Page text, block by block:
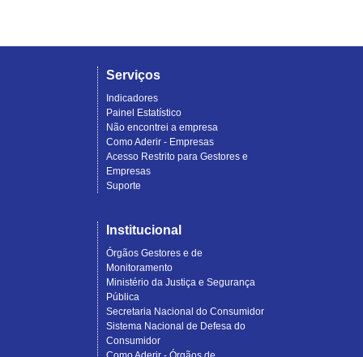
Serviços
Indicadores
Painel Estatístico
Não encontrei a empresa
Como Aderir - Empresas
Acesso Restrito para Gestores e
Empresas
Suporte
Institucional
Órgãos Gestores e de
Monitoramento
Ministério da Justiça e Segurança
Pública
Secretaria Nacional do Consumidor
Sistema Nacional de Defesa do
Consumidor